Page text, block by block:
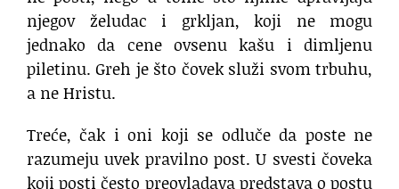
njegov želudac i grkljan, koji ne mogu
jednako da cene ovsenu kašu i dimljenu
piletinu. Greh je što čovek služi svom trbuhu,
a ne Hristu.
Treće, čak i oni koji se odluče da poste ne
razumeju uvek pravilno post. U svesti čoveka
koji posti često preovladava predstava o postu